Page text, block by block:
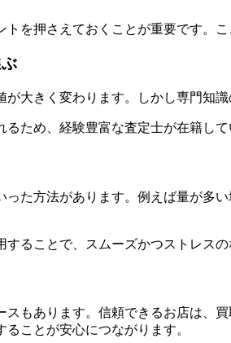
を押さえておくことが重要です。
大きく変わります。しかし専門知
ため、経験豊富な査定士が在籍して
た方法があります。例えば量が多
ることで、スムーズかつストレスの
もあります。信頼できるお店は、
ことが安心につながります。